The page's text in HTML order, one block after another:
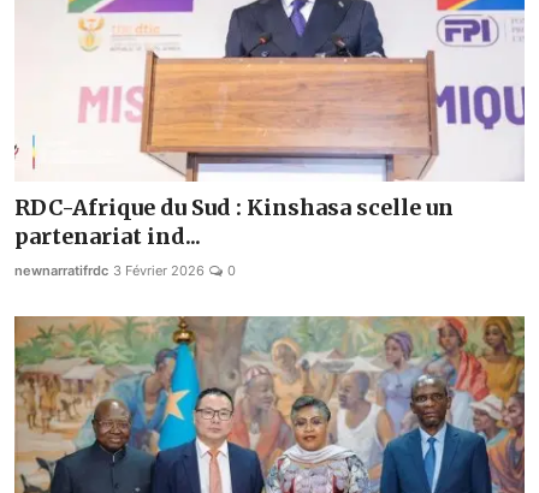
RDC-Afrique du Sud : Kinshasa scelle un
partenariat ind...
newnarratifrdc 3 Février 2026 0